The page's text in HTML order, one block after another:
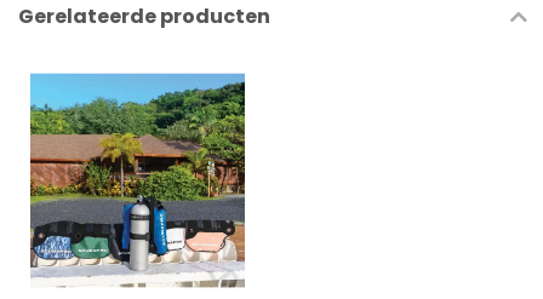
Gerelateerde producten